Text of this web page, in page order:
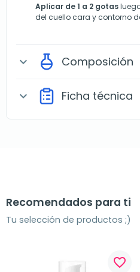
Aplicar de 1 a 2 gotas
del cuello cara y contorno
expand_more Composición
expand_more Ficha técnica
Recomendados para ti
Tu selección de productos ;)
favorite_border